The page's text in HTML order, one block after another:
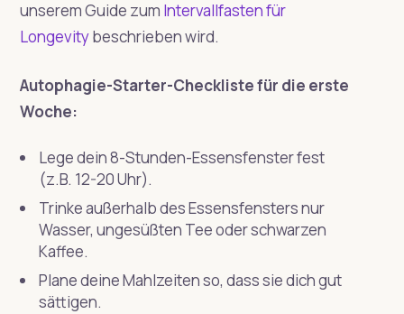
unserem Guide zum Intervallfasten für
Longevitybeschrieben wird.
Autophagie-Starter-Checkliste für die erste
Woche:
Lege dein 8-Stunden-Essensfenster fest
(z.B. 12-20 Uhr).
Trinke außerhalb des Essensfensters nur
Wasser, ungesüßten Tee oder schwarzen
Kaffee.
Plane deine Mahlzeiten so, dass sie dich gut
sättigen.